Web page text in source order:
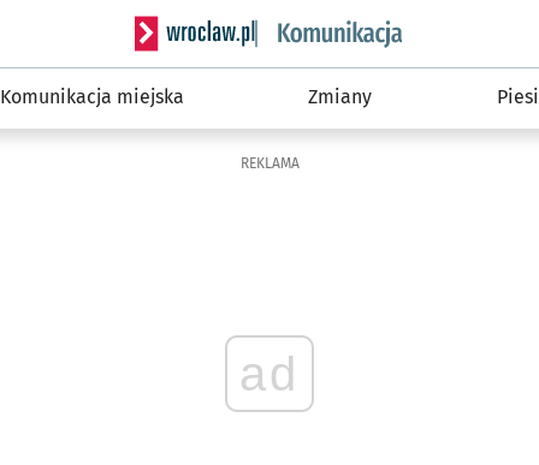
Serwis informacyjny wroclaw.pl podserwis:
Komunikacja miejska Zmiany Piesi
REKLAMA
ad